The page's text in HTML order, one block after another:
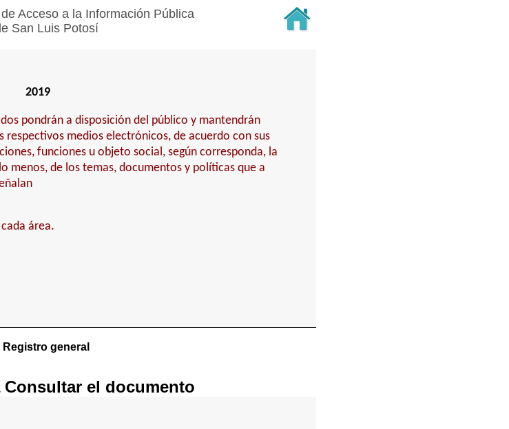
Acceso a la Información Pública
San Luis Potosí
2019
pondrán a disposición del público y mantendrán
respectivos medios electrónicos, de acuerdo con sus
funciones u objeto social, según corresponda, la
menos, de los temas, documentos y políticas que a
área.
Registro general
Consultarel documento